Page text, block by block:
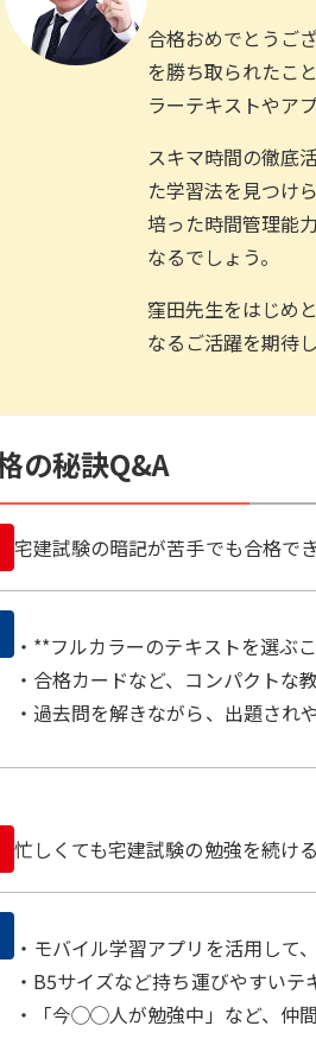
合格おめでとうご
を勝ち取られたこ
ラーテキストやア
スキマ時間の徹底
た学習法を見つけ
培った時間管理能
なるでしょう。
窪田先生をはじめ
なるご活躍を期待
の秘訣Q&A
宅建試験の暗記が苦手でも合格で
・**フルカラーのテキストを選ぶ
・合格カードなど、コンパクトな
・過去問を解きながら、出題され
忙しくても宅建試験の勉強を続け
・モバイル学習アプリを活用して
・B5サイズなど持ち運びやすい
・「今◯◯人が勉強中」など、仲